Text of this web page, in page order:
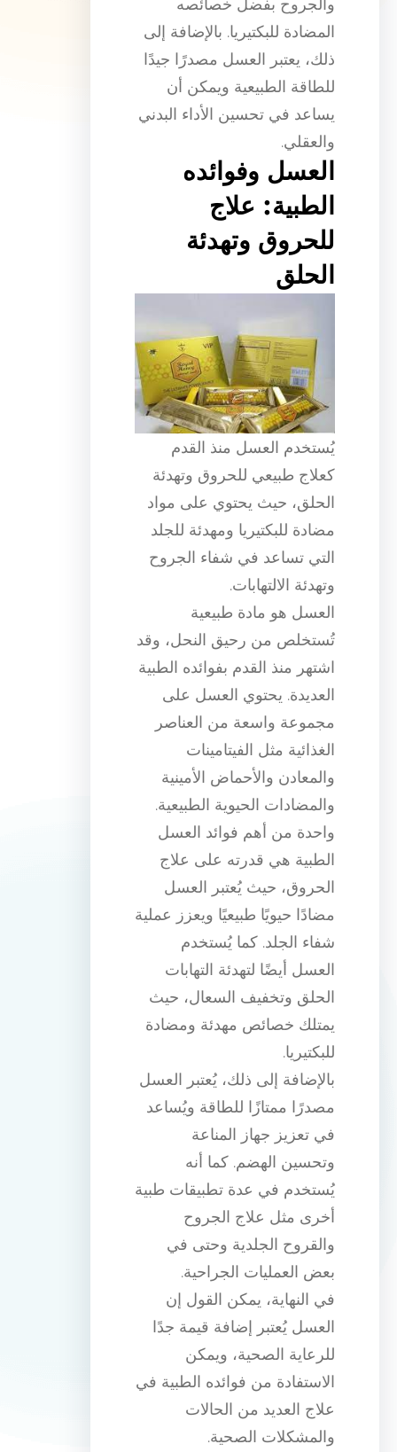
والجروح بفضل خصائصه
المضادة للبكتيريا. بالإضافة إلى
ذلك، يعتبر العسل مصدرًا جيدًا
للطاقة الطبيعية ويمكن أن
يساعد في تحسين الأداء البدني
والعقلي.
العسل وفوائده
الطبية: علاج
للحروق وتهدئة
الحلق
يُستخدم العسل منذ القدم
كعلاج طبيعي للحروق وتهدئة
الحلق، حيث يحتوي على مواد
مضادة للبكتيريا ومهدئة للجلد
التي تساعد في شفاء الجروح
وتهدئة الالتهابات.
العسل هو مادة طبيعية
تُستخلص من رحيق النحل، وقد
اشتهر منذ القدم بفوائده الطبية
العديدة. يحتوي العسل على
مجموعة واسعة من العناصر
الغذائية مثل الفيتامينات
والمعادن والأحماض الأمينية
والمضادات الحيوية الطبيعية.
واحدة من أهم فوائد العسل
الطبية هي قدرته على علاج
الحروق، حيث يُعتبر العسل
مضادًا حيويًا طبيعيًا ويعزز عملية
شفاء الجلد. كما يُستخدم
العسل أيضًا لتهدئة التهابات
الحلق وتخفيف السعال، حيث
يمتلك خصائص مهدئة ومضادة
للبكتيريا.
بالإضافة إلى ذلك، يُعتبر العسل
مصدرًا ممتازًا للطاقة ويُساعد
في تعزيز جهاز المناعة
وتحسين الهضم. كما أنه
يُستخدم في عدة تطبيقات طبية
أخرى مثل علاج الجروح
والقروح الجلدية وحتى في
بعض العمليات الجراحية.
في النهاية، يمكن القول إن
العسل يُعتبر إضافة قيمة جدًا
للرعاية الصحية، ويمكن
الاستفادة من فوائده الطبية في
علاج العديد من الحالات
والمشكلات الصحية.